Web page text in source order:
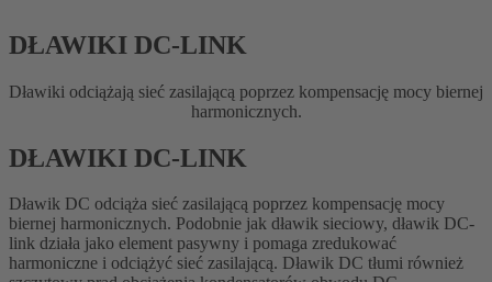
DŁAWIKI DC-LINK
Dławiki odciążają sieć zasilającą poprzez kompensację mocy biernej
harmonicznych.
DŁAWIKI DC-LINK
Dławik DC odciąża sieć zasilającą poprzez kompensację mocy
biernej harmonicznych. Podobnie jak dławik sieciowy, dławik DC-
link działa jako element pasywny i pomaga zredukować
harmoniczne i odciążyć sieć zasilającą. Dławik DC tłumi również